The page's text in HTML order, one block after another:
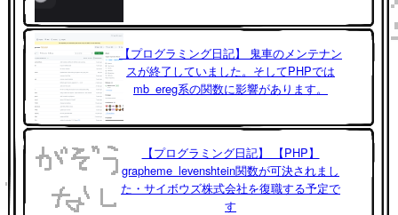
【プログラミング日記】 鬼車のメンテナン
スが終了していました。そしてPHPでは
mb_ereg系の関数に影響があります。
【プログラミング日記】 【PHP】
grapheme_levenshtein関数が可決されまし
た・サイボウズ株式会社を復職する予定で
す